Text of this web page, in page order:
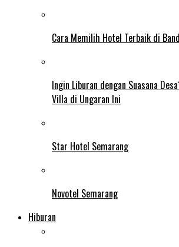
Cara Memilih Hotel Terbaik di
Ingin Liburan dengan Suasana
Villa di Ungaran Ini
Star Hotel Semarang
Novotel Semarang
Hiburan